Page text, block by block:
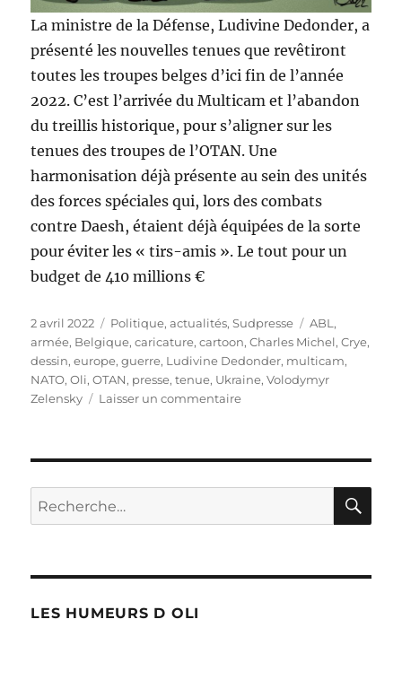
La ministre de la Défense, Ludivine Dedonder, a
présenté les nouvelles tenues que revêtiront
toutes les troupes belges d’ici fin de l’année
2022. C’est l’arrivée du Multicam et l’abandon
du treillis historique, pour s’aligner sur les
tenues des troupes de l’OTAN. Une
harmonisation déjà présente au sein des unités
des forces spéciales qui, lors des combats
contre Daesh, étaient déjà équipées de la sorte
pour éviter les « tirs-amis ». Le tout pour un
budget de 410 millions €
Publié
le
2 avril 2022 Catégories
Politique, actualités,Sudpresse Étiquettes
ABL ,
armée, Belgique,caricature,cartoon,Charles Michel,Crye,
dessin,europe,guerre, Ludivine Dedonder, multicam,
NATO,Oli,OTAN, presse,tenue, Ukraine,Volodymyr
Zelensky
Laisser un commentairesur
belge
Recherche
pour :
LES HUMEURS D OLI